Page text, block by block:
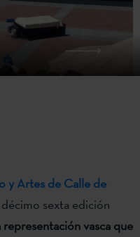
y Artes de Calle de
sexta edición
representación vasca que